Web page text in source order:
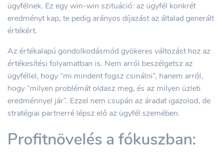
ügyfélnek. Ez egy win-win szituáció: az ügyfél konkrét
eredményt kap, te pedig arányos díjazást az általad generált
értékért.
Az értékalapú gondolkodásmód gyökeres változást hoz az
értékesítési folyamatban is. Nem arról beszélgetsz az
ügyféllel, hogy “mi mindent fogsz csinálni”, hanem arról,
hogy “milyen problémát oldasz meg, és az milyen üzleti
eredménnyel jár”. Ezzel nem csupán az áradat igazolod, de
stratégiai partnerré lépsz elő az ügyfél szemében.
Profitnövelés a fókuszban: